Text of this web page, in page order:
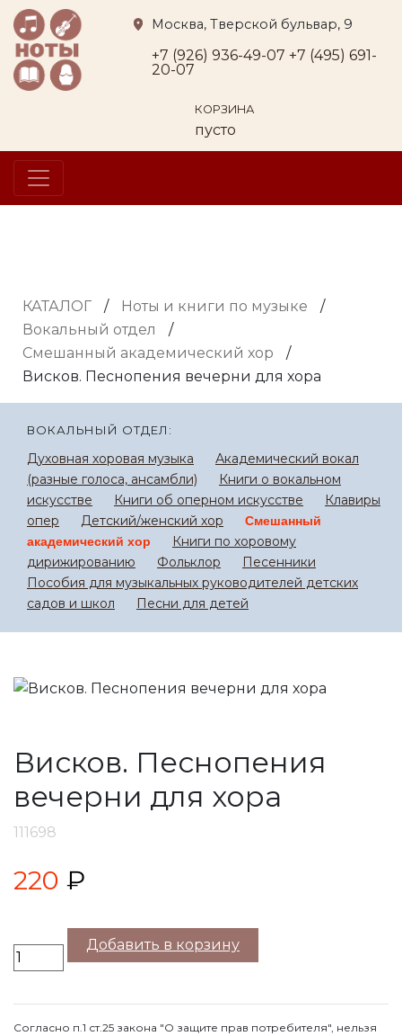
Москва, Тверской бульвар, 9
+7 (926) 936-49-07 +7 (495) 691-
20-07
КОРЗИНА
пусто
КАТАЛОГ / Ноты и книги по музыке
/
Вокальный отдел
/
Смешанный академический хор
/
Висков. Песнопения вечерни для хора
ВОКАЛЬНЫЙ ОТДЕЛ:
Духовная хоровая музыка
Академический вокал
(разные голоса, ансамбли)
Книги о вокальном
искусстве
Книги об оперном искусстве
Клавиры
опер
Детский/женский хор
Смешанный
академический хор
Книги по хоровому
дирижированию
Фольклор
Песенники
Пособия для музыкальных руководителей детских
садов и школ
Песни для детей
Висков. Песнопения
вечерни для хора
111698
220 ₽
Добавить в корзину
Согласно п.1 ст.25 закона "О защите прав потребителя", нельзя